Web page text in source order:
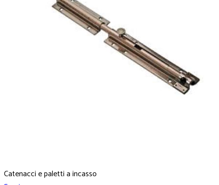
Catenacci e paletti a incasso